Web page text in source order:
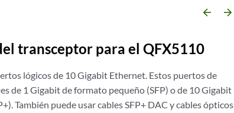
arrow_backward arrow_forward
transceptor para el QFX5110
lógicos de 10 Gigabit Ethernet. Estos puertos de
de 1 Gigabit de formato pequeño (SFP) o de 10 Gigabit
También puede usar cables SFP+ DAC y cables ópticos